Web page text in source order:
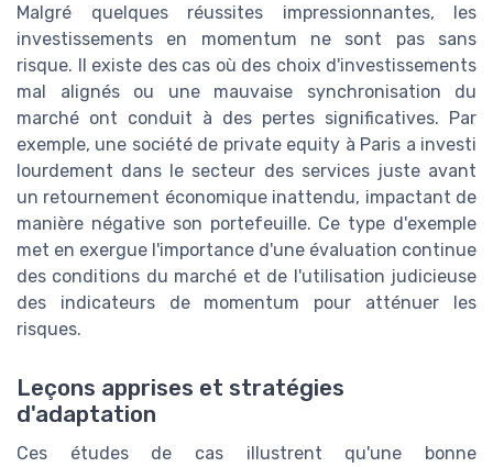
Malgré quelques réussites impressionnantes, les
investissements en momentum ne sont pas sans
risque. Il existe des cas où des choix d'investissements
mal alignés ou une mauvaise synchronisation du
marché ont conduit à des pertes significatives. Par
exemple, une société de private equity à Paris a investi
lourdement dans le secteur des services juste avant
un retournement économique inattendu, impactant de
manière négative son portefeuille. Ce type d'exemple
met en exergue l'importance d'une évaluation continue
des conditions du marché et de l'utilisation judicieuse
des indicateurs de momentum pour atténuer les
risques.
Leçons apprises et stratégies
d'adaptation
Ces études de cas illustrent qu'une bonne